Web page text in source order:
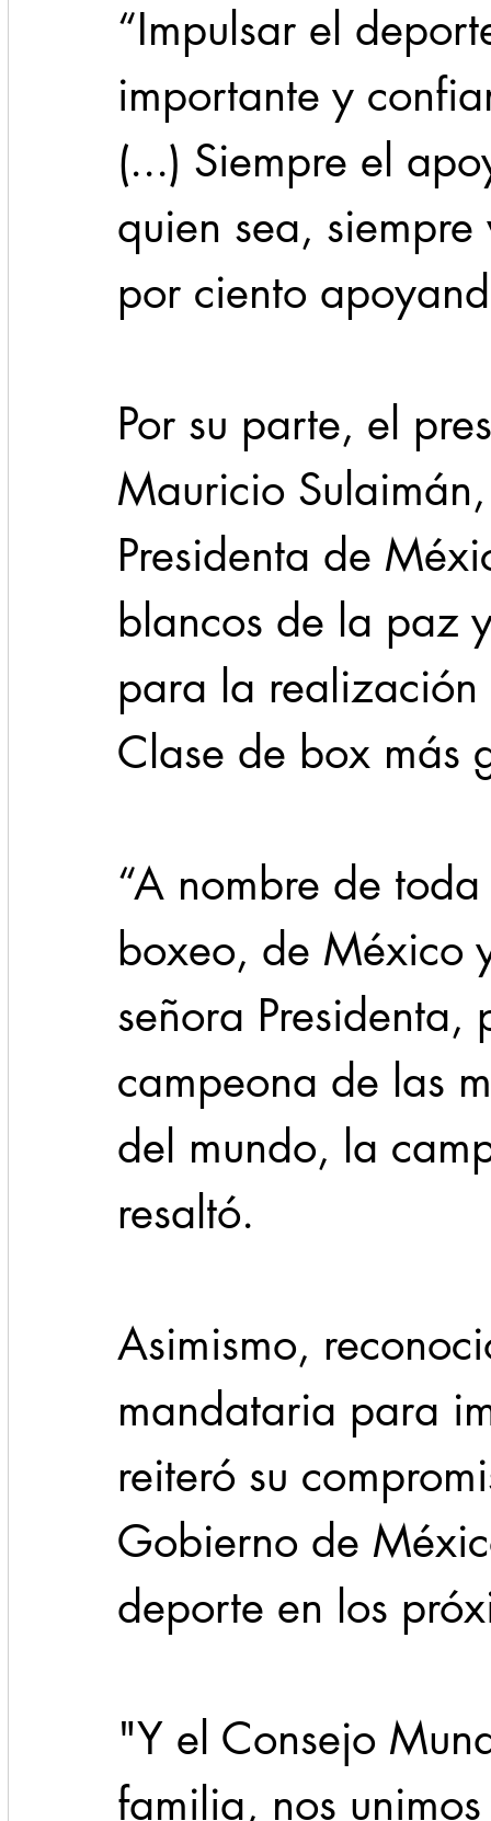
“Impulsar el
importante y
(...) Siempre el
quien sea,
por ciento
Por su parte, el
Mauricio
Presidenta de
blancos de la paz
para la
Clase de box más
“A nombre de
boxeo, de México
señora
campeona de las
del mundo, la
resaltó.
Asimismo,
mandataria para
reiteró su
Gobierno de
deporte en los
"Y el Consejo
familia, nos